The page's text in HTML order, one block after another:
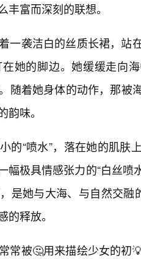
富而深刻的联想。
一袭洁白的丝质长裙，站
她的脚边。她缓缓走向
随着她身体的动作，那被
味。
的“喷水”，落在她的肌肤
极具情感张力的“白丝喷
是她与大海、与自然交融
释放。
常被🤔用来描绘少女的初